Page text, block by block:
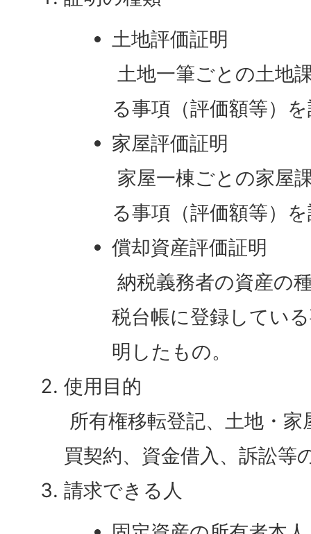
土地評価証明
土地一筆ごとの土地
る事項（評価額等）
家屋評価証明
家屋一棟ごとの家屋
る事項（評価額等）
償却資産評価証明
納税義務者の資産の
税台帳に登録してい
明したもの。
使用目的
所有権移転登記、土地・
買契約、資金借入、訴訟等
請求できる人